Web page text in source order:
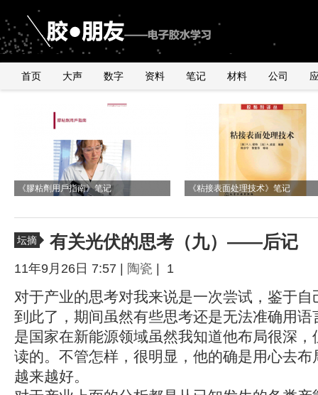
首页 大声 数字 资料 笔记 材料 公司
与UNDERFILL世界级高手交流有感
由2011年全球手机销量数据臆测
UNDERFILL的用量
《2010年银粉与浆料产品行业研讨会》
有感
国内外导电银粉、银浆、导电胶
况
《膠粘劑用戶指南》笔记 《粘接表面处理技术》笔记
坛摘 有关光伏的思考（九）——后记
11年9月26日 7:57 | 陶瓷 | 1
对于产业的思考对我来说是一次尝试，鉴于
到此了，期间虽然有些思考还是无法准确用
是国家在新能源领域虽然我知道他布局很深
读的。不管怎样，很明显，他的确是用心去
越来越好。